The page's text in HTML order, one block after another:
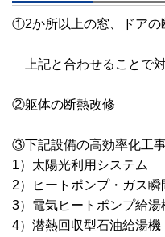
①2か所以上の窓、ドアの
上記と合わせることで
②躯体の断熱改修
③下記設備の高効率化工
1）太陽光利用システム
2）ヒートポンプ・ガス
3）電気ヒートポンプ給湯
4）潜熱回収型石油給湯機